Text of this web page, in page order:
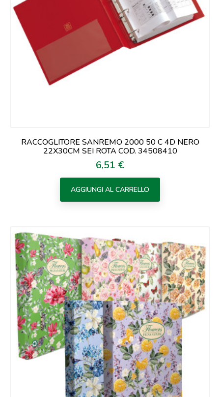
RACCOGLITORE SANREMO 2000 50 C 4D NERO
22X30CM SEI ROTA COD. 34508410
Prezzo
6,51 €
AGGIUNGI AL CARRELLO